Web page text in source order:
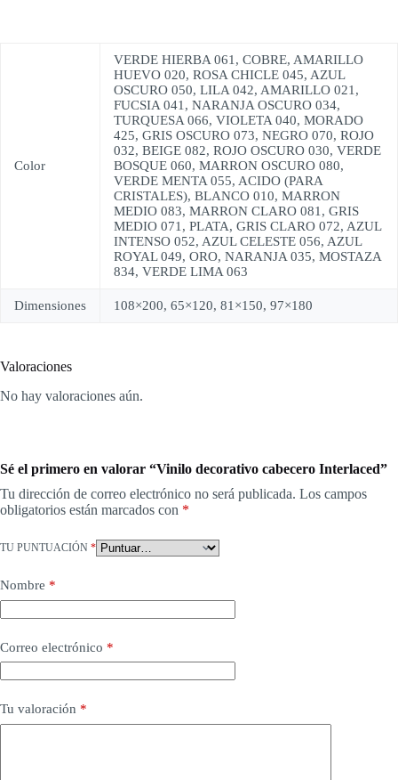
Color
VERDE HIERBA 061, COBRE, AMARILLO
HUEVO 020, ROSA CHICLE 045, AZUL
OSCURO 050, LILA 042, AMARILLO 021,
FUCSIA 041, NARANJA OSCURO 034,
TURQUESA 066, VIOLETA 040, MORADO
425, GRIS OSCURO 073, NEGRO 070, ROJO
032, BEIGE 082, ROJO OSCURO 030, VERDE
BOSQUE 060, MARRON OSCURO 080,
VERDE MENTA 055, ACIDO (PARA
CRISTALES), BLANCO 010, MARRON
MEDIO 083, MARRON CLARO 081, GRIS
MEDIO 071, PLATA, GRIS CLARO 072, AZUL
INTENSO 052, AZUL CELESTE 056, AZUL
ROYAL 049, ORO, NARANJA 035, MOSTAZA
834, VERDE LIMA 063
Dimensiones 108×200, 65×120, 81×150, 97×180
Valoraciones
No hay valoraciones aún.
Sé el primero en valorar “Vinilo decorativo cabecero Interlaced”
Tu dirección de correo electrónico no será publicada. Los campos
obligatorios están marcados con *
TU PUNTUACIÓN *
Nombre *
Correo electrónico *
Tu valoración *